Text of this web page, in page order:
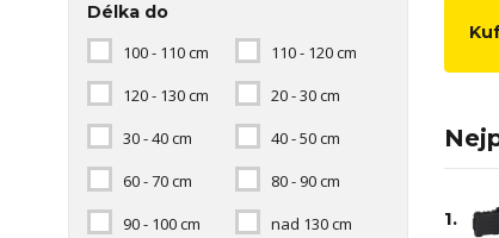
Délka do
100 - 110 cm
110 - 120 cm
120 - 130 cm
20 - 30 cm
30 - 40 cm
40 - 50 cm
60 - 70 cm
80 - 90 cm
90 - 100 cm
nad 130 cm 1.